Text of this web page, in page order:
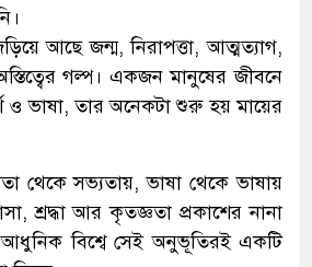
আছে জন্ম, নিরাপত্তা, আত্মত্যাগ,
গল্প। একজন মানুষের জীবনে
ও ভাষা, তার অনেকটা শুরু হয় মায়ের
থেকে সভ্যতায়, ভাষা থেকে ভাষায়
শ্রদ্ধা আর কৃতজ্ঞতা প্রকাশের নানা
আধুনিক বিশ্বে সেই অনুভূতিরই একটি